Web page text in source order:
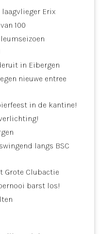
Erix
100
in Eibergen
nieuwe entree
in de kantine!
langs BSC
Grote Clubactie
barst los!